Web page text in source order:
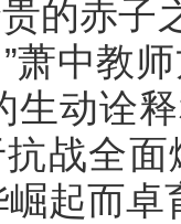
的赤子
萧中教
生动诠
战全
崛起而卓